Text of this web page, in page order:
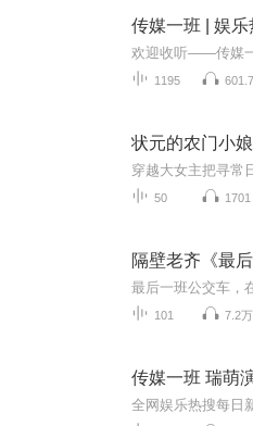
传媒一班 | 娱乐
1195
状元的农门小
穿越大女主把寻常
50 1701
隔壁老齐《最
最后一班公交车，
101 7.2万
传媒一班 瑞萌